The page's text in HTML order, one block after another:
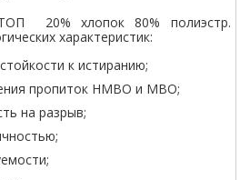
20% хлопок 80% полиэстр.
характеристик:
к истиранию;
пропиток НМВО и МВО;
на разрыв;